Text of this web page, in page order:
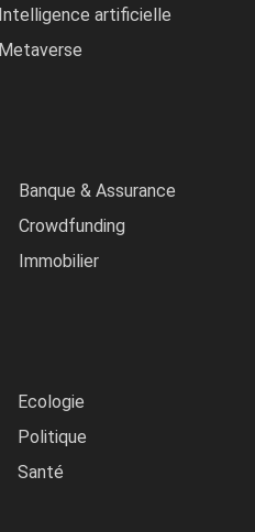
Intelligence artificielle
Metaverse
Banque & Assurance
Crowdfunding
Immobilier
Ecologie
Politique
Santé